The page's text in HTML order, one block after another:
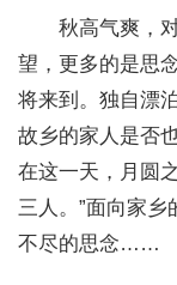
秋高气爽，
望，更多的是思
将来到。独自漂
故乡的家人是否
在这一天，月圆
三人。”面向家
不尽的思念……